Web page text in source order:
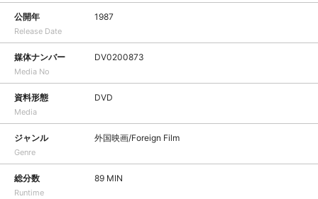
公開年
Release Date
1987
媒体ナンバー
Media No
DV0200873
資料形態
Media
DVD
ジャンル
Genre
外国映画/Foreign Film
総分数
Runtime
89 MIN